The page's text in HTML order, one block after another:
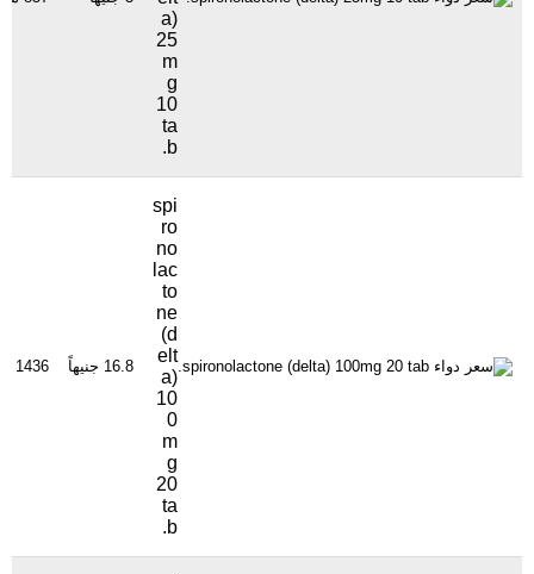
a)
25
m
g
10
ta
b.
spi
ro
no
lac
to
ne
(d
elt
a)
10
0
m
g
20
ta
b.
16.8 جنيهاً 1436 مشاهدة